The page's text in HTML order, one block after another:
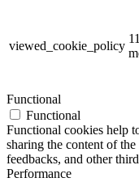
viewed_cookie_policy
11
Functional
Functional
Functional cookies help
sharing the content of
feedbacks, and other
Performance